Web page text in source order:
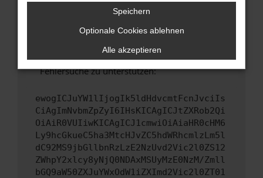
Wende dich an den Webseitenbetreiber.
Wenn du alle oben genannten Schritte versucht
hast, kontaktiere uns bitte. Wir werden
versuchen, das Problem zu beheben. Du kannst
uns diesen Text schicken, um uns bei der
Fehlersuche zu unterstützen:
ewogICJuYW1lIjogIk5ldHdvcmtFcnJvciIs
CiAgImNvbmZpZyI6IHsKICAgICJtZXRob2Qi
OiAiR0VUIiwKICAgICJ1cmwiOiAiaHR0cHM6
Ly9hcGkueC5ha3MtcHJvZC5hdWRhcmlzLm5l
dC92MS9jbGllbnRzLzE2NzUvd2Vic2l0ZS12
ZWhpY2xlcy8yNjQ0NDAxMSUyMzE0NzM/Zmll
bGQ9aW50ZXJuYWxOdW1iZXImd2Vic2l0ZT01
Speichern
Optionale Cookies ablehnen
Alle akzeptieren